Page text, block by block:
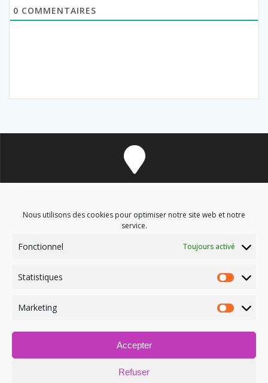
Nous utilisons des cookies pour optimiser notre site web et notre
service.
Fonctionnel Toujours activé
Statistiques
Marketing
Accepter
Refuser
0 COMMENTAIRES
06.03.09.52.12